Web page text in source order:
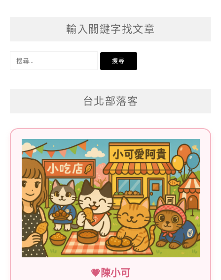
輸入關鍵字找文章
搜
台北部落客
💗陳小可